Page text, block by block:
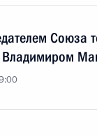
Союза
Владимиром